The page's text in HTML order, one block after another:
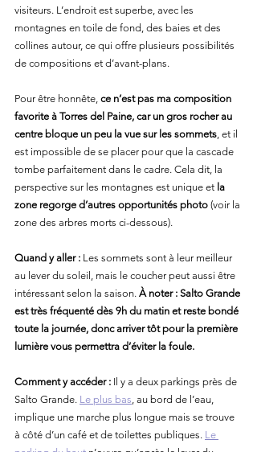
visiteurs. L’endroit est superbe, avec les
montagnes en toile de fond, des baies et des
collines autour, ce qui offre plusieurs possibilités
de compositions et d’avant-plans.
Pour être honnête, ce n’est pas ma composition
favorite à Torres del Paine, car un gros rocher au
centre bloque un peu la vue sur les sommets, et il
est impossible de se placer pour que la cascade
tombe parfaitement dans le cadre. Cela dit, la
perspective sur les montagnes est unique et la
zone regorge d’autres opportunités photo (voir la
zone des arbres morts ci-dessous).
Quand y aller : Les sommets sont à leur meilleur
au lever du soleil, mais le coucher peut aussi être
intéressant selon la saison. À noter : Salto Grande
est très fréquenté dès 9h du matin et reste bondé
toute la journée, donc arriver tôt pour la première
lumière vous permettra d’éviter la foule.
Comment y accéder : Il y a deux parkings près de
Salto Grande. Le plus bas, au bord de l’eau,
implique une marche plus longue mais se trouve
à côté d’un café et de toilettes publiques. Le